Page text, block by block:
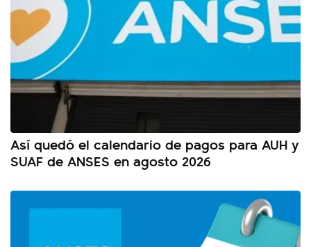
Así quedó el calendario de pagos para AUH y
SUAF de ANSES en agosto 2026